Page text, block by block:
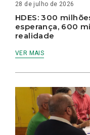
28 de julho de 2026
HDES: 300
esperança, 600
realidade
VER MAIS